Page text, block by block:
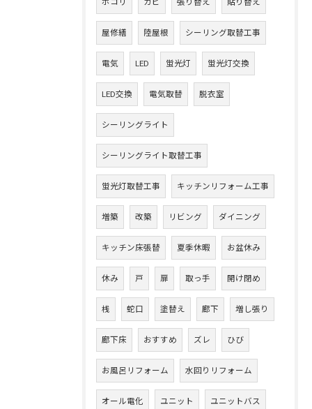
ホコリ カビ 張り替え 貼り替え
屋修繕 陸屋根 シーリング取替工事
電気 LED 蛍光灯 蛍光灯交換
LED交換 電気取替 脱衣室
シーリングライト
シーリングライト取替工事
蛍光灯取替工事 キッチンリフォーム工事
増築 改築 リビング ダイニング
キッチン床張替 夏季休暇 お盆休み
休み 戸 扉 取っ手 開け閉め
桟 蛇口 塗替え 廊下 増し張り
廊下床 おすすめ ズレ ひび
お風呂リフォーム 水回りリフォーム
オール電化 ユニット ユニットバス